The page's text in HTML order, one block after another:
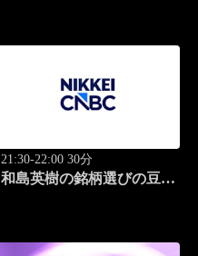
21:30-22:00 30分
和島英樹の銘柄選びの豆知